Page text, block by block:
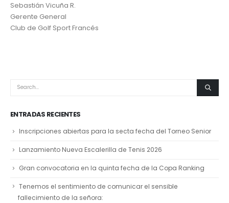
Sebastián Vicuña R.
Gerente General
Club de Golf Sport Francés
ENTRADAS RECIENTES
Inscripciones abiertas para la secta fecha del Torneo Senior
Lanzamiento Nueva Escalerilla de Tenis 2026
Gran convocatoria en la quinta fecha de la Copa Ranking
Tenemos el sentimiento de comunicar el sensible
fallecimiento de la señora: